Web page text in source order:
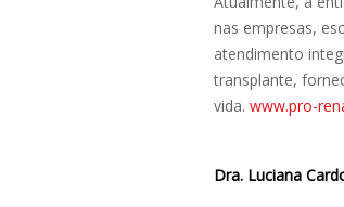
nas empresas,
atendimento
transplante,
vida. www.pro-
Dra. Luciana